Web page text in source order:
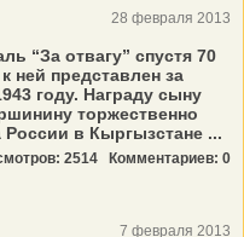
28 февраля 2013
“За отвагу” спустя 70
ней представлен за
году. Награду сыну
торжественно
в Кыргызстане ...
2514 Комментариев: 0
7 февраля 2013